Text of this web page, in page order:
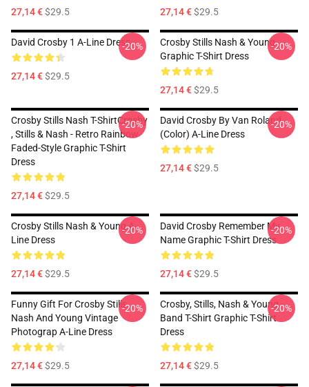
27,14 €$29.5 27,14 €$29.5
David Crosby 1 A-Line Dress
27,14 €$29.5
-20%
Crosby Stills Nash & Young
Graphic T-Shirt Dress
27,14 €$29.5
-20%
Crosby Stills Nash T-ShirtCrosby
, Stills & Nash - Retro Rainbow
Faded-Style Graphic T-Shirt
Dress
27,14 €$29.5
-20%
David Crosby By Van Roland
(Color) A-Line Dress
27,14 €$29.5
-20%
Crosby Stills Nash & Young A-
Line Dress
27,14 €$29.5
-20%
David Crosby Remember My
Name Graphic T-Shirt Dress
27,14 €$29.5
-20%
Funny Gift For Crosby Stills
Nash And Young Vintage
Photograp A-Line Dress
27,14 €$29.5
-20%
Crosby, Stills, Nash & Young -
Band T-Shirt Graphic T-Shirt
Dress
27,14 €$29.5
-20%